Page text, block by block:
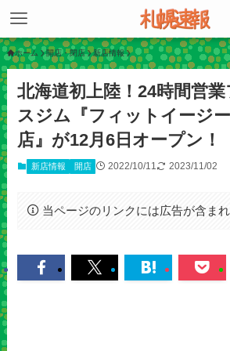
ホーム 開店・閉店 新店情報
北海道初上陸！24時間営
スジム『フィットイージ
店』が12月6日オープン！
新店情報 開店 2022/10/11 2023/11/02
当ページのリンクには広告が含まれ